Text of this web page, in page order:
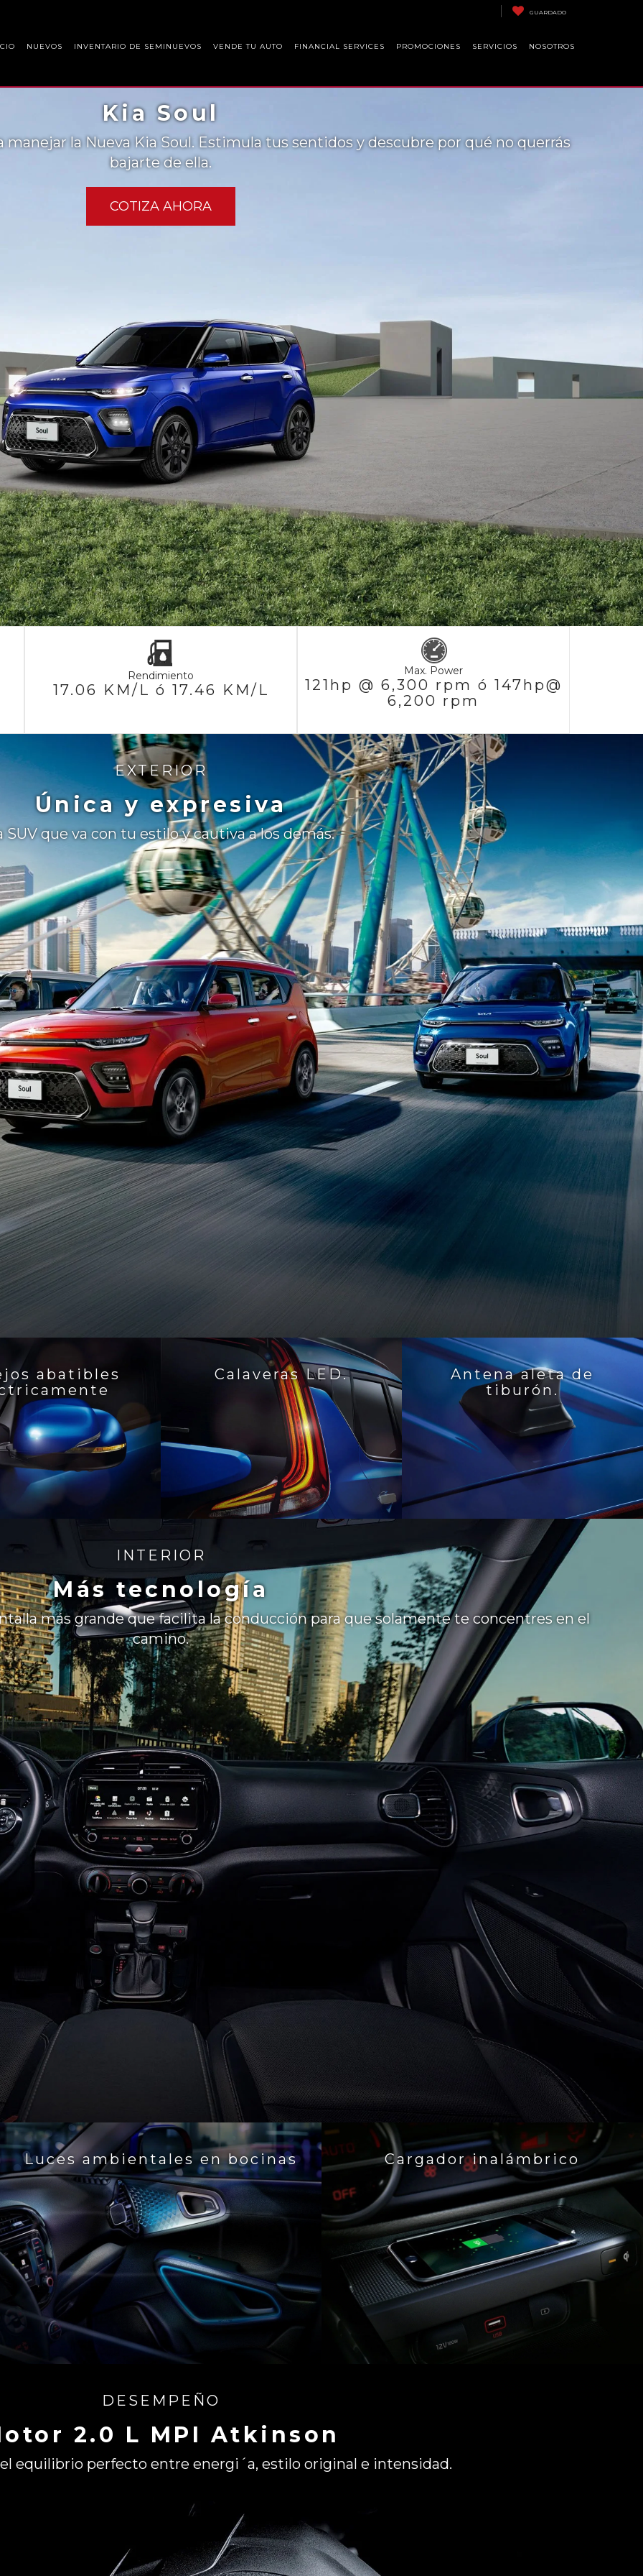
GUARDADO
NUEVOS INVENTARIO DE SEMINUEVOS VENDE TU AUTO FINANCIAL SERVICES PROMOCIONES SERVICIOS NOSOTROS
Kia Soul
la Nueva Kia Soul. Estimula tus sentidos y descubre por qué no querrás
bajarte de ella.
COTIZA AHORA
Rendimiento
17.06 KM/L ó 17.46 KM/L
Max. Power
121hp @ 6,300 rpm ó 147hp@
6,200 rpm
EXTERIOR
Única y expresiva
SUV que va con tu estilo y cautiva a los demás.
abatibles
Calaveras LED.
Antena aleta de
tiburón.
INTERIOR
Más tecnología
más grande que facilita la conducción para que solamente te concentres en el
camino.
Luces ambientales en bocinas Cargador inalámbrico
DESEMPEÑO
2.0 L MPI Atkinson
el equilibrio perfecto entre energi´a, estilo original e intensidad.